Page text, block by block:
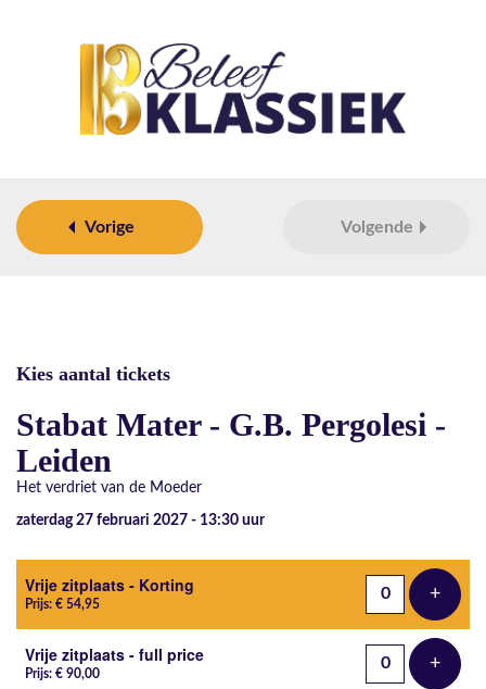
Vorige Volgende
Kies aantal tickets
Stabat Mater - G.B. Pergolesi -
Leiden
Het verdriet van de Moeder
zaterdag 27 februari 2027 - 13:30 uur
Aantal tickets
Vrije zitplaats - Korting
Prijs: € 54,95 +Voeg
Vrije zitplaats - full price
Prijs: € 90,00 +Voeg